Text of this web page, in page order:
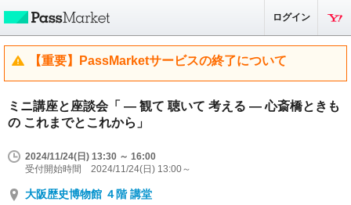
ログイン
【重要】PassMarketサービスの終了について
ミニ講座と座談会「 ― 観て 聴いて 考える ― 心斎橋ときも
の これまでとこれから」
2024/11/24(日) 13:30 ～ 16:00
受付開始時間 2024/11/24(日) 13:00～
大阪歴史博物館 ４階 講堂